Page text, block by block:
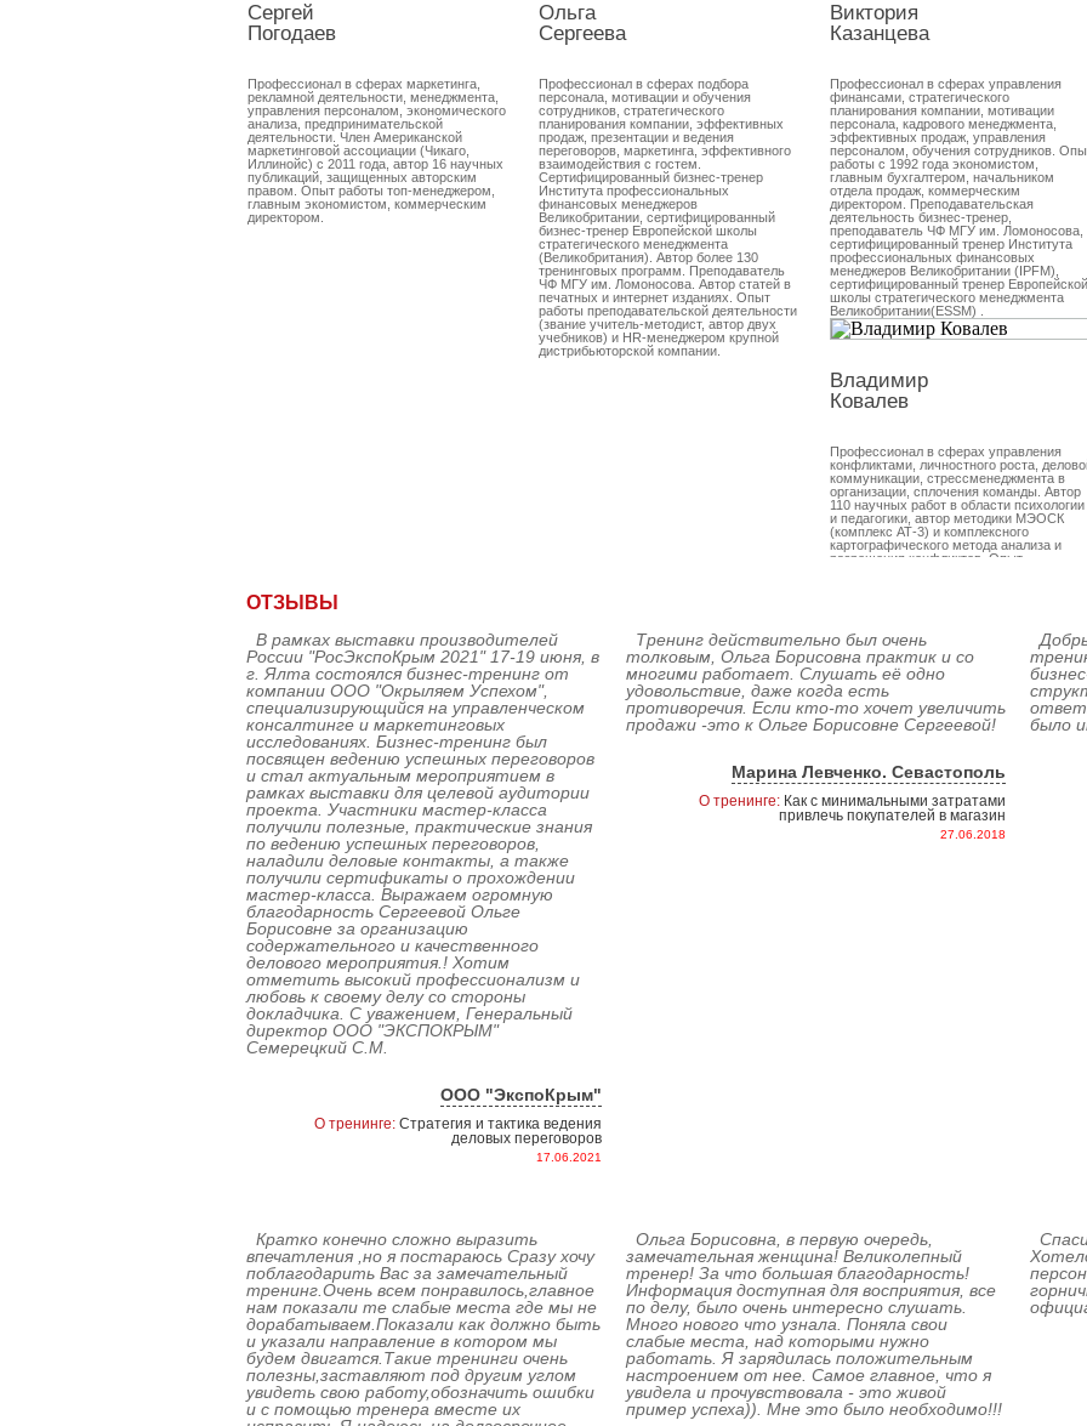
Сергей
Погодаев
Профессионал в сферах маркетинга,
рекламной деятельности, менеджмента,
управления персоналом, экономического
анализа, предпринимательской
деятельности. Член Американской
маркетинговой ассоциации (Чикаго,
Иллинойс) с 2011 года, автор 16 научных
публикаций, защищенных авторским
правом. Опыт работы топ-менеджером,
главным экономистом, коммерческим
директором.
Ольга
Сергеева
Профессионал в сферах подбора
персонала, мотивации и обучения
сотрудников, стратегического
планирования компании, эффективных
продаж, презентации и ведения
переговоров, маркетинга, эффективного
взаимодействия с гостем.
Сертифицированный бизнес-тренер
Института профессиональных
финансовых менеджеров
Великобритании, сертифицированный
бизнес-тренер Европейской школы
стратегического менеджмента
(Великобритания). Автор более 130
тренинговых программ. Преподаватель
ЧФ МГУ им. Ломоносова. Автор статей в
печатных и интернет изданиях. Опыт
работы преподавательской деятельности
(звание учитель-методист, автор двух
учебников) и HR-менеджером крупной
дистрибьюторской компании.
Виктория
Казанцева
Профессионал в сферах управления
финансами, стратегического
планирования компании, мотивации
персонала, кадрового менеджмента,
эффективных продаж, управления
персоналом, обучения сотрудников.
работы с 1992 года экономистом,
главным бухгалтером, начальником
отдела продаж, коммерческим
директором. Преподавательская
деятельность бизнес-тренер,
преподаватель ЧФ МГУ им. Ломоносова,
сертифицированный тренер Института
профессиональных финансовых
менеджеров Великобритании (IPFM),
сертифицированный тренер Европейской
школы стратегического менеджмента
Великобритании(ESSM) .
Владимир
Ковалев
Профессионал в сферах управления
конфликтами, личностного роста,
коммуникации, стрессменеджмента в
организации, сплочения команды. Автор
110 научных работ в области психологии
и педагогики, автор методики МЭОСК
(комплекс АТ-3) и комплексного
картографического метода анализа и
разрешения конфликтов. Опыт
Евгения
Козицкая
Профессионал в сферах подбора
персонала, мерчандайзинга, психологии и
техники продаж, обучения персонала,
развития коммуникаций, адаптации
сотрудников, командообразования. Опыт
работы менеджером по персоналу с 2002
года, специалистом по обучению и
развитию коммуникаций с 2007 года.
Виктория
Кучинская
Профессионал в сферах психологии
продаж, подбора персонала, ведения
переговоров, мотивации сотрудников,
нейролингвистической психологии,
управления персоналом, обучения
сотрудников. Опыт работы практическим
психологом с 1996 года, менеджером по
персоналу с 2004 года, бизнес-тренером с
2006 года.
Наталья
Яблонская
Профессионал в сферах эффективных
продаж, телефонных переговоров, работы
кадрового аудита, подбора персонала,
управления персоналом, личностного
роста. Директор Центра прикладной
Борис
Храмцов
Профессионал в сфере обеспечения
экономической безопасности, построению
охранной деятельности на предприятии.
крупной производственной компании.
Преподаватель в крымском филиале
Европейского университета.
Председатель Совета общественной
Гусев
Василий
Менеджер проектов в «Логистической
мастерской» . Преподаватель ИПМ
Гвоздик
Олег
Александрович
-
Светлана
Аракелян
генеральный директор компании «99 по
Фаренгейту», кандидат соц.наук, бизнес-
тренер, консультант по развитию
персонала, сертифицированный коуч.
Тертус
Вячеслав
Бизнес-консультант, бизнес-тренер по
финансовому и управленческому учету,
проектному управлению
ОТЗЫВЫ
В рамках выставки производителей
России "РосЭкспоКрым 2021" 17-19 июня, в
г. Ялта состоялся бизнес-тренинг от
компании ООО "Окрыляем Успехом",
специализирующийся на управленческом
консалтинге и маркетинговых
исследованиях. Бизнес-тренинг был
посвящен ведению успешных переговоров
и стал актуальным мероприятием в
рамках выставки для целевой аудитории
проекта. Участники мастер-класса
получили полезные, практические знания
по ведению успешных переговоров,
наладили деловые контакты, а также
получили сертификаты о прохождении
мастер-класса. Выражаем огромную
благодарность Сергеевой Ольге
Борисовне за организацию
содержательного и качественного
делового мероприятия.! Хотим
отметить высокий профессионализм и
любовь к своему делу со стороны
докладчика. С уважением, Генеральный
директор ООО "ЭКСПОКРЫМ"
Семерецкий С.М.
ООО "ЭкспоКрым"
О тренинге:Стратегия и тактика ведения
деловых переговоров
17.06.2021
Тренинг действительно был очень
толковым, Ольга Борисовна практик и со
многими работает. Слушать её одно
удовольствие, даже когда есть
противоречия. Если кто-то хочет увеличить
продажи -это к Ольге Борисовне Сергеевой!
Марина Левченко. Севастополь
О тренинге:Как с минимальными затратами
привлечь покупателей в магазин
27.06.2018
было
Кратко конечно сложно выразить
впечатления ,но я постараюсь Сразу хочу
поблагодарить Вас за замечательный
тренинг.Очень всем понравилось,главное
нам показали те слабые места где мы не
дорабатываем.Показали как должно быть
и указали направление в котором мы
будем двигатся.Такие тренинги очень
полезны,заставляют под другим углом
увидеть свою работу,обозначить ошибки
и с помощью тренера вместе их
Ольга Борисовна, в первую очередь,
замечательная женщина! Великолепный
тренер! За что большая благодарность!
Информация доступная для восприятия, все
по делу, было очень интересно слушать.
Много нового что узнала. Поняла свои
слабые места, над которыми нужно
работать. Я зарядилась положительным
настроением от нее. Самое главное, что я
увидела и прочувствовала - это живой
пример успеха)). Мне это было необходимо!!!